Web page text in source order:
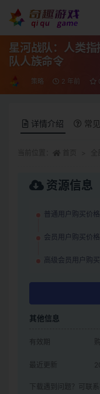
星河战队：人类
队人族命令
策略 2 年前
详情介绍 常
资源信息
普通用户购买价格
会员用户购买价格
高级会员用户购买
其他信息
有效期
最近更新
下载遇到问题？可联系